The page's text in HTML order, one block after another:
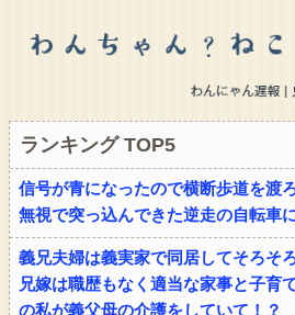
ランキング TOP5
信号が青になったので横断歩道を渡
無視で突っ込んできた逆走の自転車
義兄夫婦は義実家で同居してそろそ
兄嫁は職歴もなく適当な家事と子育
の私が義父母の介護をしていて！？